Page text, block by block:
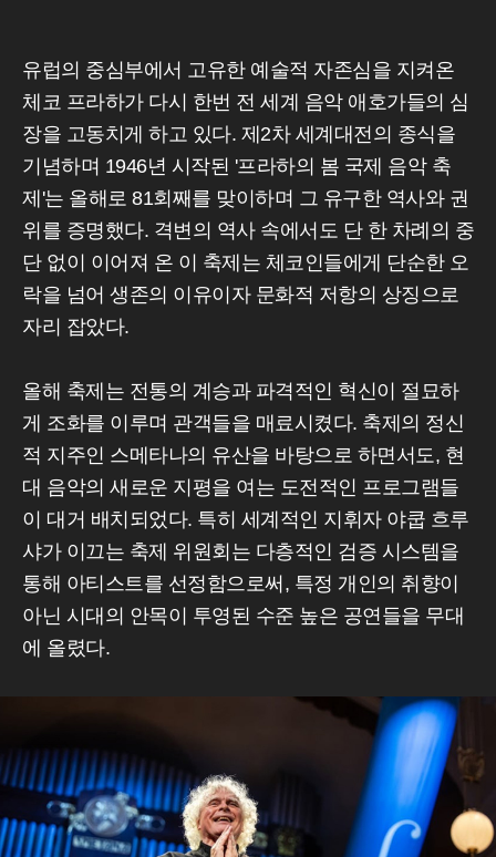
유럽의 중심부에서 고유한 예술적 자존심을 지켜온
체코 프라하가 다시 한번 전 세계 음악 애호가들의 심
장을 고동치게 하고 있다. 제2차 세계대전의 종식을
기념하며 1946년 시작된 '프라하의 봄 국제 음악 축
제'는 올해로 81회째를 맞이하며 그 유구한 역사와 권
위를 증명했다. 격변의 역사 속에서도 단 한 차례의 중
단 없이 이어져 온 이 축제는 체코인들에게 단순한 오
락을 넘어 생존의 이유이자 문화적 저항의 상징으로
자리 잡았다.
올해 축제는 전통의 계승과 파격적인 혁신이 절묘하
게 조화를 이루며 관객들을 매료시켰다. 축제의 정신
적 지주인 스메타나의 유산을 바탕으로 하면서도, 현
대 음악의 새로운 지평을 여는 도전적인 프로그램들
이 대거 배치되었다. 특히 세계적인 지휘자 야쿱 흐루
샤가 이끄는 축제 위원회는 다층적인 검증 시스템을
통해 아티스트를 선정함으로써, 특정 개인의 취향이
아닌 시대의 안목이 투영된 수준 높은 공연들을 무대
에 올렸다.